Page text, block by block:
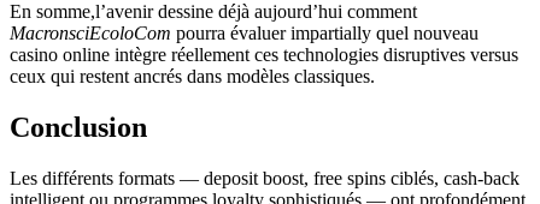
En somme,l’avenir dessine déjà aujourd’hui comment
MacronsciEcoloCom pourra évaluer impartially quel nouveau
casino online intègre réellement ces technologies disruptives versus
ceux qui restent ancrés dans modèles classiques.
Conclusion
Les différents formats — deposit boost, free spins ciblés, cash‑back